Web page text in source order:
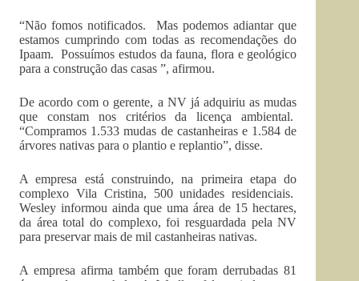
“Não fomos notificados. Mas podemos adiantar que
estamos cumprindo com todas as recomendações do
Ipaam. Possuímos estudos da fauna, flora e geológico
para a construção das casas ”, afirmou.
De acordo com o gerente, a NV já adquiriu as mudas
que constam nos critérios da licença ambiental.
“Compramos 1.533 mudas de castanheiras e 1.584 de
árvores nativas para o plantio e replantio”, disse.
A empresa está construindo, na primeira etapa do
complexo Vila Cristina, 500 unidades residenciais.
Wesley informou ainda que uma área de 15 hectares,
da área total do complexo, foi resguardada pela NV
para preservar mais de mil castanheiras nativas.
A empresa afirma também que foram derrubadas 81